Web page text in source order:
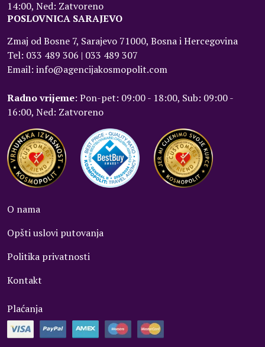
14:00, Ned: Zatvoreno
POSLOVNICA SARAJEVO
Zmaj od Bosne 7, Sarajevo 71000, Bosna i Hercegovina
Tel: 033 489 306 | 033 489 307
Email: info@agencijakosmopolit.com
Radno vrijeme: Pon-pet: 09:00 - 18:00, Sub: 09:00 -
16:00, Ned: Zatvoreno
O nama
Opšti uslovi putovanja
Politika privatnosti
Kontakt
Plaćanja